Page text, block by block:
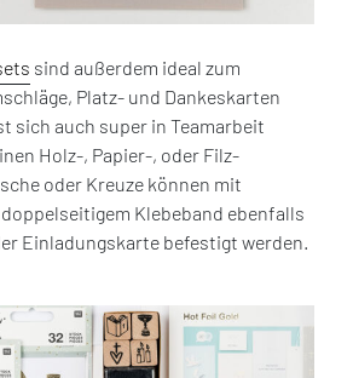
sind außerdem ideal zum
Platz- und Dankeskarten
sich auch super in Teamarbeit
Holz-, Papier-, oder Filz-
oder Kreuze können mit
Klebeband ebenfalls
Einladungskarte befestigt werden.